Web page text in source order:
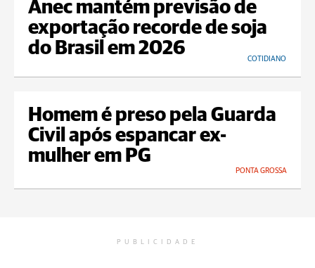
Anec mantém previsão de
exportação recorde de soja
do Brasil em 2026
COTIDIANO
Homem é preso pela Guarda
Civil após espancar ex-
mulher em PG
PONTA GROSSA
PUBLICIDADE